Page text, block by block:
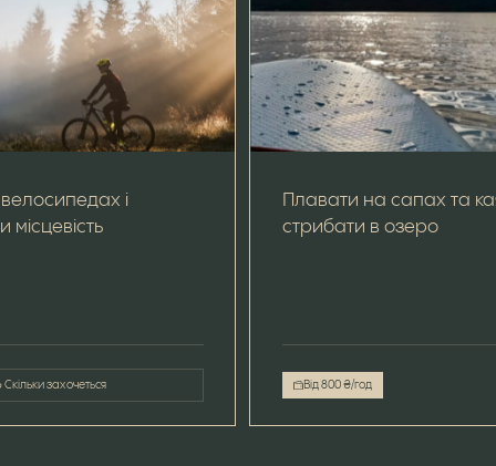
і
місцевість
Скільки захочеться
Плавати на сапах та
стрибати в озеро
Від 800 ₴/год